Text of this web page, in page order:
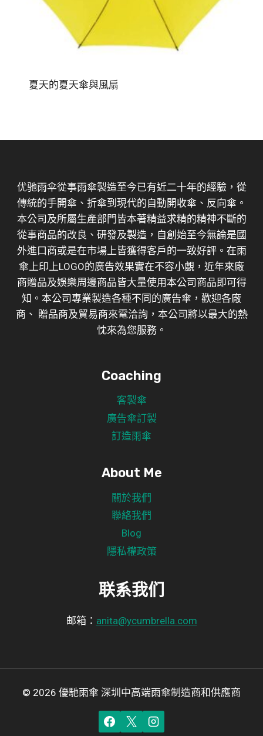
夏天的夏天傘與風扇
优驰雨伞從事雨傘製造至今已有近二十年的經驗，從
傳統的手開傘、折傘到現代的自動開收傘、反向傘。
本公司及所屬生產部門皆本著精益求精的精神不斷的
從事商品的改良、研發及製造，自創始至今無論是國
外進口商或是在市場上皆獲得客戶的一致好評。在雨
傘上印上LOGO的廣告效果實在不容小覷，近年來廠
商贈品及娛樂周邊商品皆大量使用本公司商品即可得
知。本公司專業製造各種不同的廣告傘，歡迎各廠
商、 贈品商及貿易商來電洽詢，本公司將以最大的熱
忱來為您服務。
Coaching
客製傘
廣告傘訂製
訂造雨傘
About Me
關於我們
聯絡我們
Blog
隱私權政策
联系我们
邮箱： anita@ycumbrella.com
© 2026 優馳雨傘 深圳中高端雨傘制造商和供應商